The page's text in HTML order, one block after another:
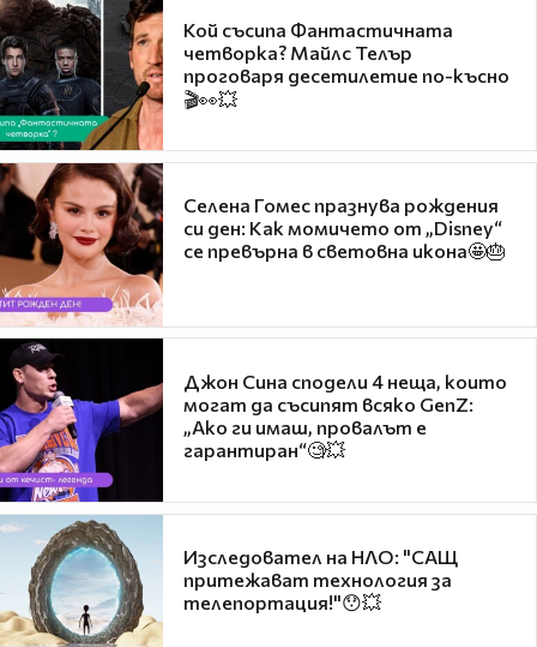
Кой съсипа Фантастичната
четворка? Майлс Телър
проговаря десетилетие по-късно
🎬👀💥
Селена Гомес празнува рождения
си ден: Как момичето от „Disney“
се превърна в световна икона🤩🎂
Джон Сина сподели 4 неща, които
могат да съсипят всяко GenZ:
„Ако ги имаш, провалът е
гарантиран“🧐💥
Изследовател на НЛО: "САЩ
притежават технология за
телепортация!"😯💥